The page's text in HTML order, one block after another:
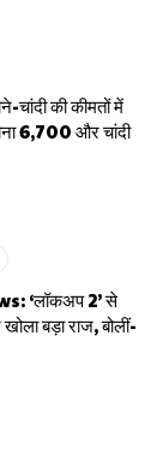
की कीमतों में
₹6,700 और चांदी
‘लॉकअप 2’ से
बड़ा राज, बोलीं-